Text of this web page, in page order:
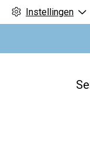
Instellingen